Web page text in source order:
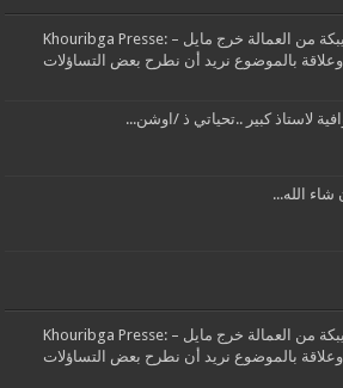
تدبير مرفق النظافة بإقليم خريبكة من العمالة خرج مايل – Khouribga Presse:
[…] https://lapresse24.comوعلاقة بالموضوع نريد أن نطرح بعض التساؤلات
لاستاذ كبير ..تحياتي ذ /اوشن...
شاء الله...
تدبير مرفق النظافة بإقليم خريبكة من العمالة خرج مايل – Khouribga Presse:
[…] https://lapresse24.comوعلاقة بالموضوع نريد أن نطرح بعض التساؤلات